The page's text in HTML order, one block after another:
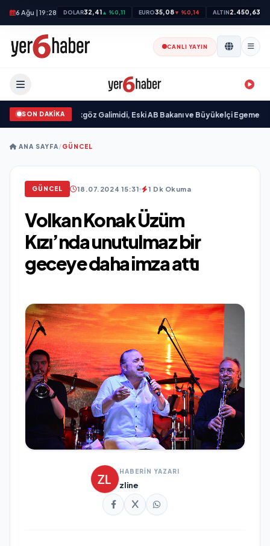
6 Ağu | 19:28 DOLAR32,41▲ %0,11 EURO35,08▼ %0,14 ALTIN2.450,63
CANLI YAYIN
SON DAKİKA
•Ali Emre Açıkgöz Galimidi, Eski AB Bakanı ve Büyükelçi Egemen
ANA SAYFA/GÜNCEL
GÜNCEL 18.07.2024 15:31 1 Dk Okuma
Volkan Konak Üzüm
Kızı’nda unutulmaz bir
geceye daha imza attı
HABERİN YAZARI
zline